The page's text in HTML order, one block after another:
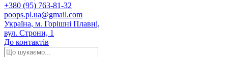
+380 (95) 763-81-32
poops.pl.ua@gmail.com
Україна, м. Горішні Плавні,
вул. Строни, 1
До контактів